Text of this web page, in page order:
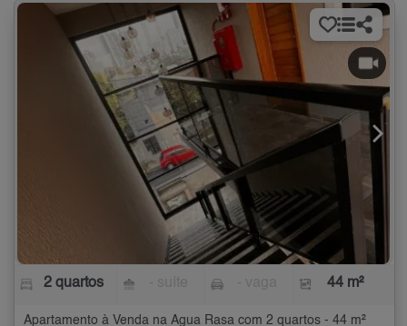
2 quartos 44 m²
Apartamento à Venda na Água Rasa com 2 quartos - 44 m²